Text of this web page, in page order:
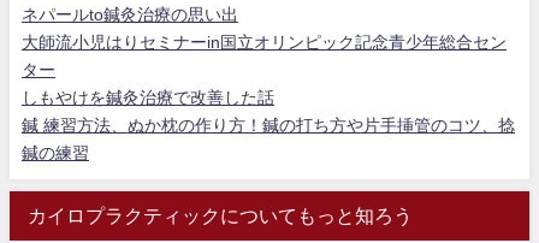
ネパールto鍼灸治療の思い出
大師流小児はりセミナーin国立オリンピック記念青少年総合セン
ター
しもやけを鍼灸治療で改善した話
鍼 練習方法、ぬか枕の作り方！鍼の打ち方や片手挿管のコツ、捻
鍼の練習
カイロプラクティックについてもっと知ろう